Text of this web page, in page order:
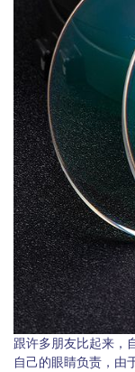
跟许多朋友比起来，
自己的眼睛负责，由